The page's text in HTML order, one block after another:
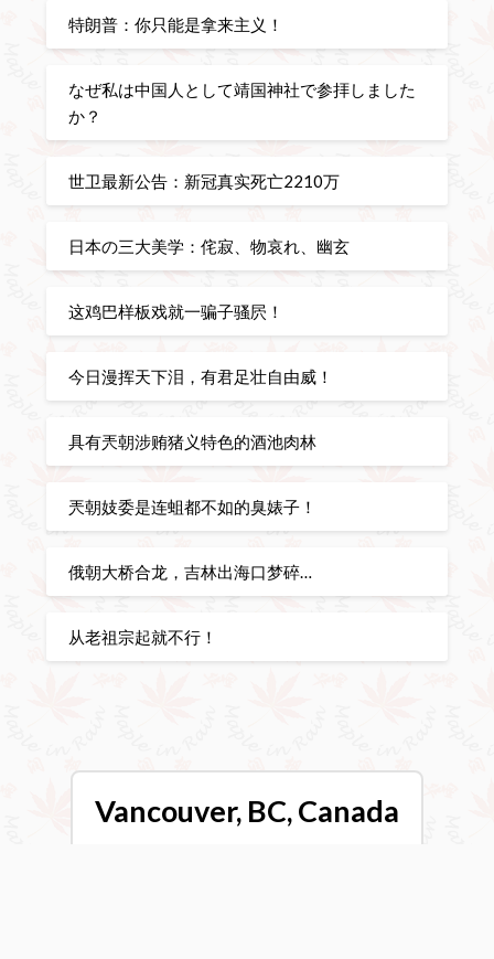
特朗普：你只能是拿来主义！
なぜ私は中国人として靖国神社で参拝しました
か？
世卫最新公告：新冠真实死亡2210万
日本の三大美学：侘寂、物哀れ、幽玄
这鸡巴样板戏就一骗子骚屄！
今日漫挥天下泪，有君足壮自由威！
具有兲朝涉贿猪义特色的酒池肉林
兲朝妓委是连蛆都不如的臭婊子！
俄朝大桥合龙，吉林出海口梦碎…
从老祖宗起就不行！
Vancouver, BC, Canada